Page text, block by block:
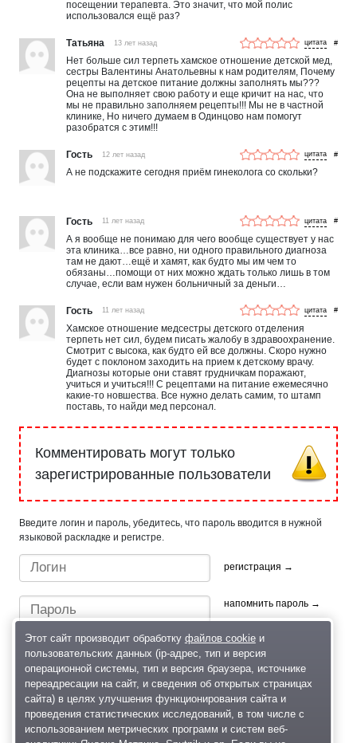
посещении терапевта. Это значит, что мой полис
использовался ещё раз?
Татьяна 13 лет назад #
Нет больше сил терпеть хамское отношение детской мед,
сестры Валентины Анатольевны к нам родителям, Почему
рецепты на детское питание должны заполнять мы???
Она не выполняет свою работу и еще кричит на нас, что
мы не правильно заполняем рецепты!!! Мы не в частной
клинике, Но ничего думаем в Одинцово нам помогут
разобратся с этим!!!
Гость 12 лет назад #
А не подскажите сегодня приём гинеколога со скольки?
Гость 11 лет назад #
А я вообще не понимаю для чего вообще существует у нас
эта клиника…все равно, ни одного правильного диагноза
там не дают…ещё и хамят, как будто мы им чем то
обязаны…помощи от них можно ждать только лишь в том
случае, если вам нужен больничный за деньги…
Гость 11 лет назад #
Хамское отношение медсестры детского отделения
терпеть нет сил, будем писать жалобу в здравоохранение.
Смотрит с высока, как будто ей все должны. Скоро нужно
будет с поклоном заходить на прием к детскому врачу.
Диагнозы которые они ставят грудничкам поражают,
учиться и учиться!!! С рецептами на питание ежемесячно
какие-то новшества. Все нужно делать самим, то штамп
поставь, то найди мед персонал.
Комментировать могут только
зарегистрированные пользователи
Введите логин и пароль, убедитесь, что пароль вводится в нужной
языковой раскладке и регистре.
регистрация →
напомнить пароль →
Быстрый вход/регистрация, используя профиль в:
Этот сайт производит обработку файлов cookieи
пользовательских данных (ip-адрес, тип и версия
операционной системы, тип и версия браузера, источнике
переадресации на сайт, и сведения об открытых страницах
сайта) в целях улучшения функционирования сайта и
проведения статистических исследований, в том числе с
использованием метрических программ и систем веб-